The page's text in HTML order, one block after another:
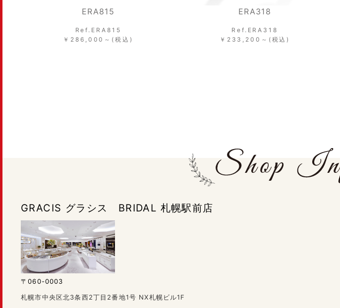
ERA318
Ref.ERA318
￥233,200～(税込)
ERA818
Ref.ERA818
￥286,000～(税込)
GRACIS グラシス BRIDAL 札幌駅前店
〒060-0003
札幌市中央区北3条西2丁目2番地1号 NX札幌ビル1F